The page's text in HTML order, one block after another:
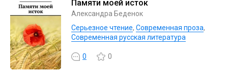
Памяти моей исток
Александра Беденок
Серьезное чтение, Современная проза,
Современная русская литература
0 0